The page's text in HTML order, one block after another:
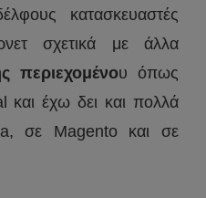
κατασκευαστές
σχετικά με άλλα
περιεχομένου όπως
και έχω δει και πολλά
σε Magento και σε